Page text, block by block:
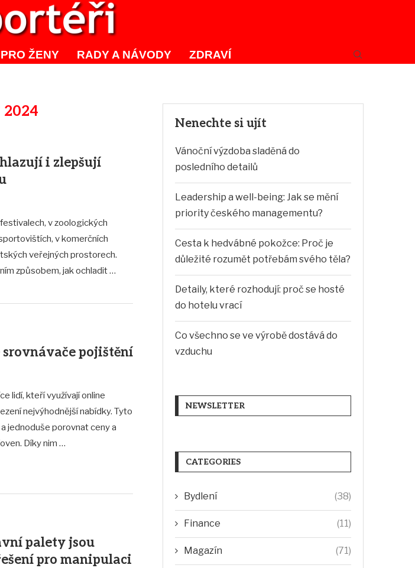
PRO ŽENY RADY A NÁVODY ZDRAVÍ
2024
i zlepšují
v zoologických
v komerčních
veřejných prostorech.
způsobem, jak ochladit …
pojištění
lidí, kteří využívají online
nejvýhodnější nabídky. Tyto
jednoduše porovnat ceny a
Díky nim …
palety jsou
pro manipulaci
Nenechte si ujít
Vánoční výzdoba sladěná do
posledního detailů
Leadership a well-being: Jak se mění
priority českého managementu?
Cesta k hedvábné pokožce: Proč je
důležité rozumět potřebám svého těla?
Detaily, které rozhodují: proč se hosté
do hotelu vrací
Co všechno se ve výrobě dostává do
vzduchu
NEWSLETTER
CATEGORIES
Bydlení (38)
Finance (11)
Magazín (71)